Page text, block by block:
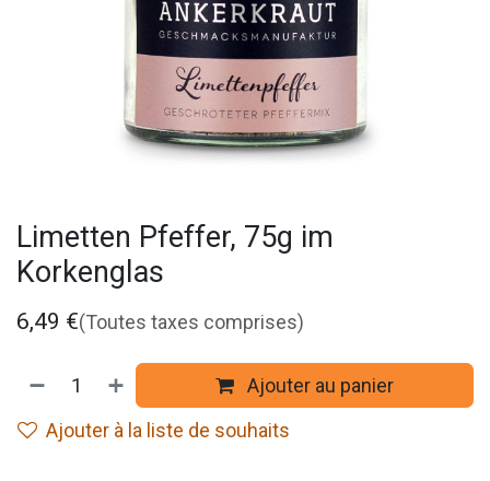
Limetten Pfeffer, 75g im
Korkenglas
6,49 €(Toutes taxes comprises)
Ajouter au panier
Ajouter à la liste de souhaits